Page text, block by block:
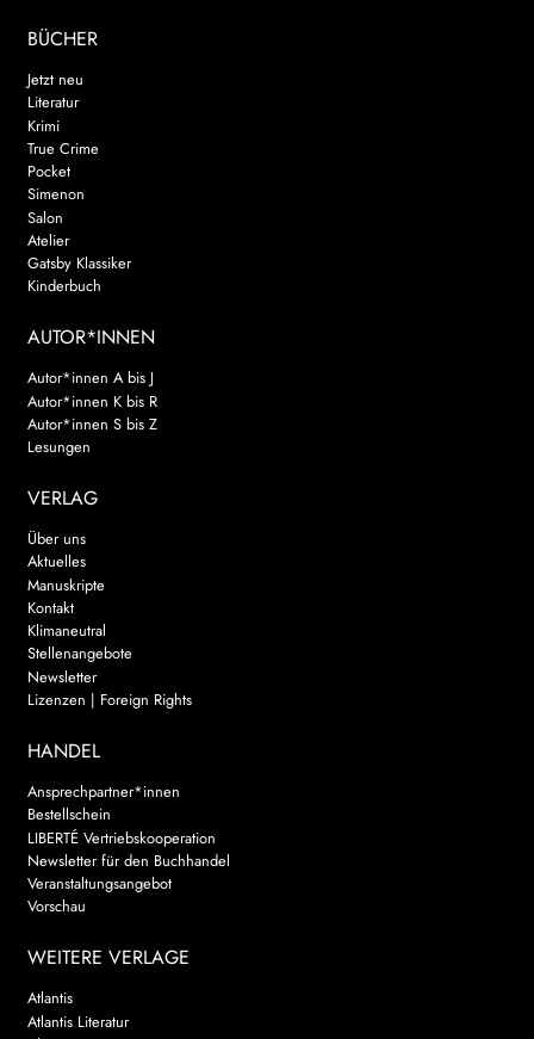
BÜCHER
Jetzt neu
Literatur
Krimi
True Crime
Pocket
Simenon
Salon
Atelier
Gatsby Klassiker
Kinderbuch
AUTOR*INNEN
Autor*innen A bis J
Autor*innen K bis R
Autor*innen S bis Z
Lesungen
VERLAG
Über uns
Aktuelles
Manuskripte
Kontakt
Klimaneutral
Stellenangebote
Newsletter
Lizenzen | Foreign Rights
HANDEL
Ansprechpartner*innen
Bestellschein
LIBERTÉ Vertriebskooperation
Newsletter für den Buchhandel
Veranstaltungsangebot
Vorschau
WEITERE VERLAGE
Atlantis
Atlantis Literatur